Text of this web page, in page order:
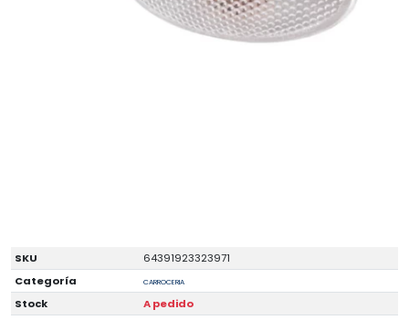
SKU
64391923323971
Categoría
CARROCERIA
Stock A pedido